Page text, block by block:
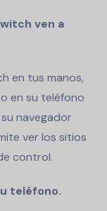
ven a
en tus manos,
en su teléfono
navegador
ver los sitios
control.
teléfono.